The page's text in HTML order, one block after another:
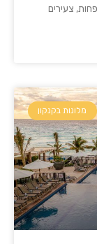
צעירים
מלונות בקנקון